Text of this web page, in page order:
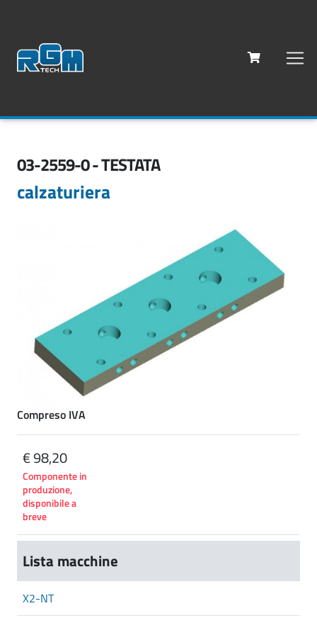
03-2559-0 - TESTATA
calzaturiera
Compreso IVA
€ 98,20
Componente in
produzione,
disponibile a
breve
Lista macchine
X2-NT